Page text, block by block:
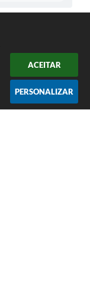
ACEITAR
PERSONALIZAR